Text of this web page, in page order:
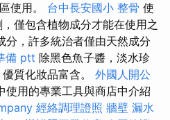
使用。 台中長安國小 整骨 使
僅包含植物成分才能在使用之
分，許多統治者僅由天然成分
備 ptt 除黑色魚子醬，淡水珍
質化妝品富含。 外國人開公
使用的專業工具與商店中介紹
經絡調理證照 牆壁 漏水